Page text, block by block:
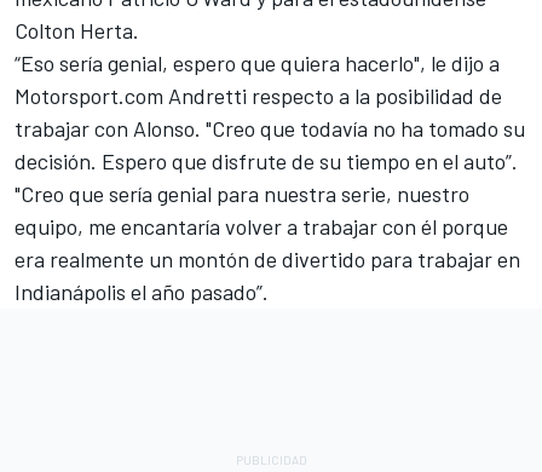
Colton Herta.
“Eso sería genial, espero que quiera hacerlo", le dijo a
Motorsport.com Andretti respecto a la posibilidad de
trabajar con Alonso. "Creo que todavía no ha tomado su
decisión. Espero que disfrute de su tiempo en el auto”.
"Creo que sería genial para nuestra serie, nuestro
equipo, me encantaría volver a trabajar con él porque
era realmente un montón de divertido para trabajar en
Indianápolis el año pasado”.